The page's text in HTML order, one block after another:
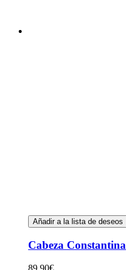
Añadir a la lista de deseos
Cabeza Constantina
89.90€